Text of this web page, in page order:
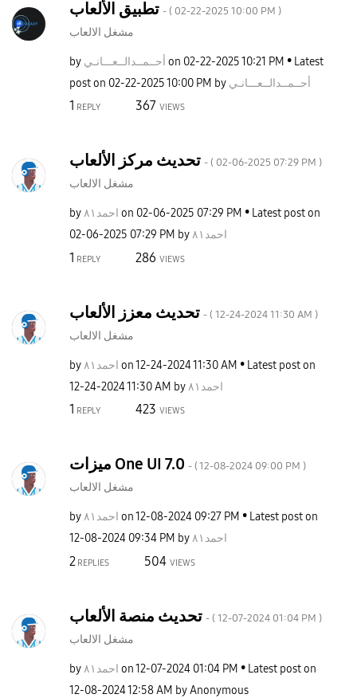
تطبيق الألعاب - ( ‎02-22-2025 10:00 PM )
مشغل الالعاب
by أحــمــدالــعـــانـي on ‎02-22-202510:21 PM
Latest
post on ‎02-22-202510:00 PM by أحــمــدالــعـــانـي
1 REPLY 367 VIEWS
تحديث مركز الألعاب - ( ‎02-06-2025 07:29 PM )
مشغل الالعاب
by احمد٨١ on ‎02-06-2025 07:29 PM
Latest post on
‎02-06-2025 07:29 PM by احمد٨١
1 REPLY 286 VIEWS
تحديث معزز الألعاب - ( ‎12-24-2024 11:30 AM )
مشغل الالعاب
by احمد٨١ on‎12-24-202411:30 AM
Latest post on
‎12-24-202411:30 AM by احمد٨١
1 REPLY 423 VIEWS
ميزات One UI 7.0 - (‎12-08-2024 09:00 PM )
مشغل الالعاب
by احمد٨١ on‎12-08-2024 09:27 PM
Latest post on
‎12-08-2024 09:34 PM by احمد٨١
2 REPLIES 504 VIEWS
تحديث منصة الألعاب - ( ‎12-07-2024 01:04 PM )
مشغل الالعاب
by احمد٨١ on‎12-07-2024 01:04 PM
Latest post on
‎12-08-202412:58 AM byAnonymous